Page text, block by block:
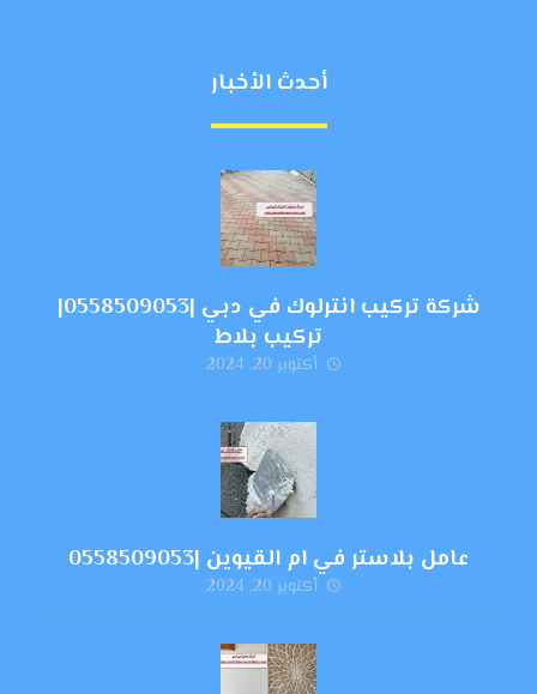
أحدث الأخبار
شركة تركيب انترلوك في دبي |0558509053|
تركيب بلاط
أكتوبر 20, 2024
عامل بلاستر في ام القيوين |0558509053
أكتوبر 20, 2024